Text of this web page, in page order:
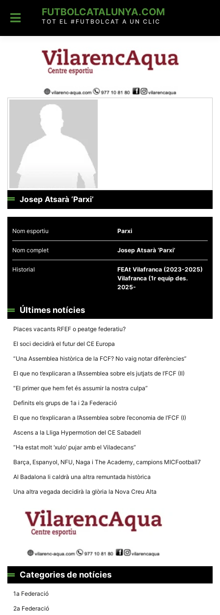
content
FUTBOLCATALUNYA.COM
TOT EL #FUTBOLCAT A UN CLIC
Josep Atsarà ‘Parxi’
Nom esportiu Parxi
Nom complet Josep Atsarà ‘Parxi’
Historial
FEAt Vilafranca (2023-2025)
Vilafranca (1r equip des.
2025-
Últimes notícies
Places vacants RFEF o peatge federatiu?
El soci decidirà el futur del CE Europa
“Una Assemblea històrica de la FCF? No vaig notar diferències”
El que no t’explicaran a l’Assemblea sobre els jutjats de l’FCF (II)
“El primer que hem fet és assumir la nostra culpa”
Definits els grups de 1a i 2a Federació
El que no t’explicaran a l’Assemblea sobre l’economia de l’FCF (I)
Ascens a la Lliga Hypermotion del CE Sabadell
“Ha estat molt ‘xulo’ pujar amb el Viladecans”
Barça, Espanyol, NFU, Naga i The Academy, campions MICFootball7
Al Badalona li caldrà una altra remuntada històrica
Una altra vegada decidirà la glòria la Nova Creu Alta
Categories de notícies
1a Federació
2a Federació
Necessàries
Aquestes
Estadístiques
Recopilem
de manera
del lloc web
la funcionalitat
estructura.
Experiència
components
tècnics del
nostre lloc web
dispositiu que
permeten que el
lloc funcioni tan